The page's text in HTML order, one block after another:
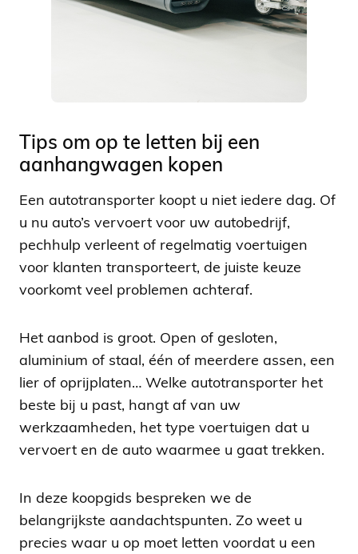
Tips om op te letten bij een
aanhangwagen kopen
Een autotransporter koopt u niet iedere dag. Of
u nu auto’s vervoert voor uw autobedrijf,
pechhulp verleent of regelmatig voertuigen
voor klanten transporteert, de juiste keuze
voorkomt veel problemen achteraf.
Het aanbod is groot. Open of gesloten,
aluminium of staal, één of meerdere assen, een
lier of oprijplaten… Welke autotransporter het
beste bij u past, hangt af van uw
werkzaamheden, het type voertuigen dat u
vervoert en de auto waarmee u gaat trekken.
In deze koopgids bespreken we de
belangrijkste aandachtspunten. Zo weet u
precies waar u op moet letten voordat u een